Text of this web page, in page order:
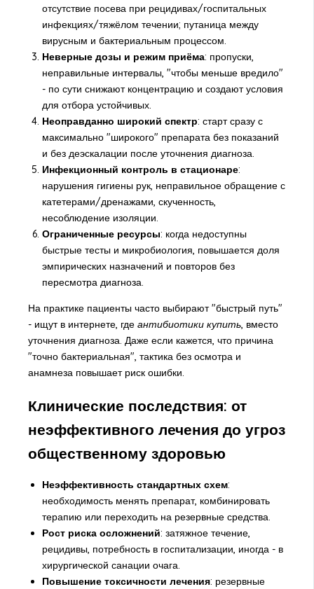
отсутствие посева при рецидивах/госпитальных
инфекциях/тяжёлом течении; путаница между
вирусным и бактериальным процессом.
Неверные дозы и режим приёма: пропуски,
неправильные интервалы, "чтобы меньше вредило"
- по сути снижают концентрацию и создают условия
для отбора устойчивых.
Неоправданно широкий спектр: старт сразу с
максимально "широкого" препарата без показаний
и без деэскалации после уточнения диагноза.
Инфекционный контроль в стационаре:
нарушения гигиены рук, неправильное обращение с
катетерами/дренажами, скученность,
несоблюдение изоляции.
Ограниченные ресурсы: когда недоступны
быстрые тесты и микробиология, повышается доля
эмпирических назначений и повторов без
пересмотра диагноза.
На практике пациенты часто выбирают "быстрый путь"
- ищут в интернете, где антибиотики купить, вместо
уточнения диагноза. Даже если кажется, что причина
"точно бактериальная", тактика без осмотра и
анамнеза повышает риск ошибки.
Клинические последствия: от
неэффективного лечения до угроз
общественному здоровью
Неэффективность стандартных схем:
необходимость менять препарат, комбинировать
терапию или переходить на резервные средства.
Рост риска осложнений: затяжное течение,
рецидивы, потребность в госпитализации, иногда - в
хирургической санации очага.
Повышение токсичности лечения: резервные